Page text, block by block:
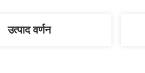
उत्पाद वर्णन